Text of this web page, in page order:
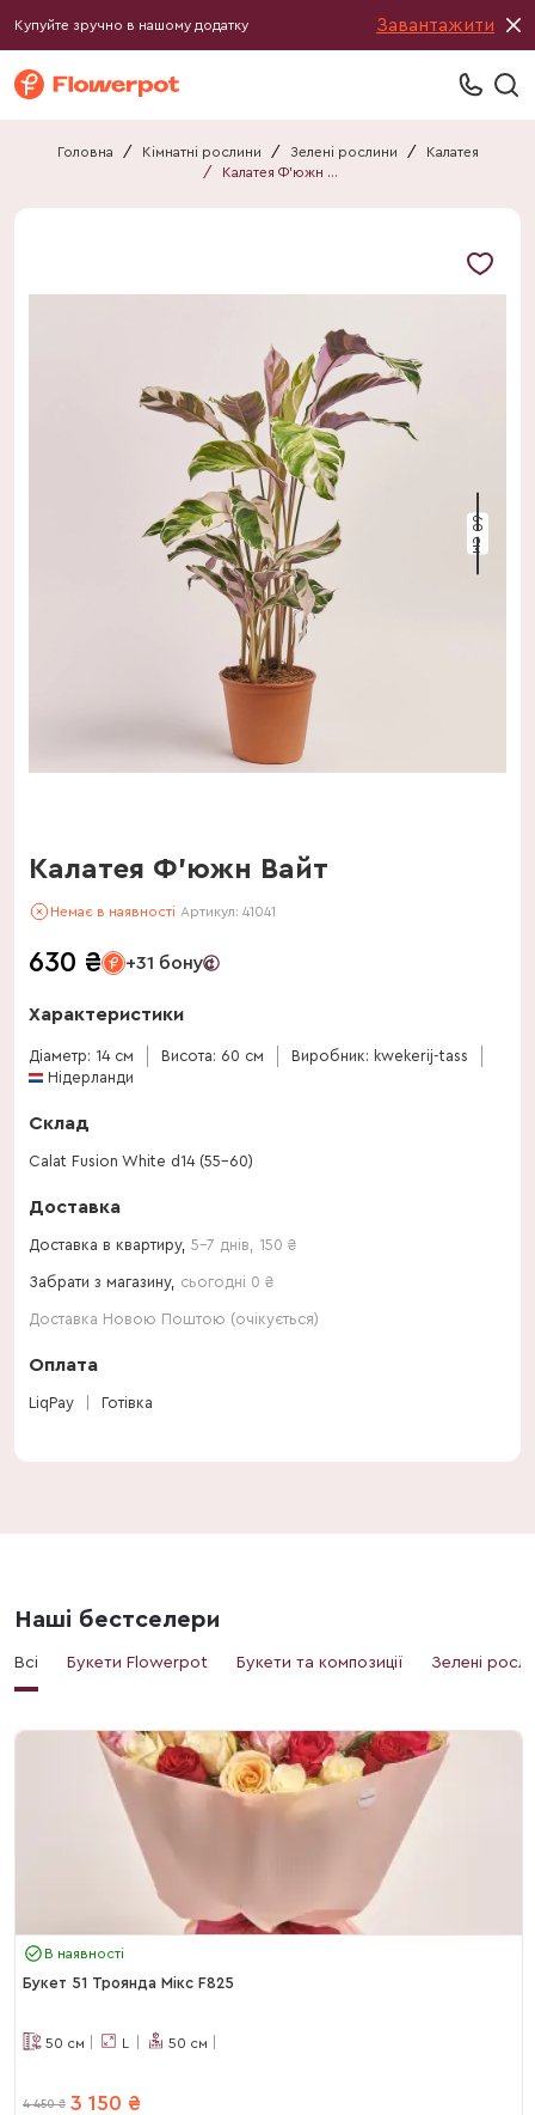
Купуйте зручно в нашому додатку Завантажити
Головна / Кімнатні рослини / Зелені рослини /
Калатея
/
Калатея Ф'южн Вайт
60 см
Калатея Ф'южн Вайт
Немає в наявності Артикул: 41041
630 ₴ +31 бонус
Характеристики
Діаметр: 14 см Висота: 60 см
Виробник: kwekerij-tass
Нідерланди
Склад
Calat Fusion White d14 (55-60)
Доставка
Доставка в квартиру, 5-7 днів 150 ₴
Забрати з магазину, сьогодні 0 ₴
Доставка Новою Поштою (очікується)
Оплата
LiqPay Готівка
Наші бестселери
Всі Букети Flowerpot Букети та композиції Зелені
В наявності
Букет 51 Троянда Мікс F825
50 см L 50 см
4 450 ₴ 3 150 ₴